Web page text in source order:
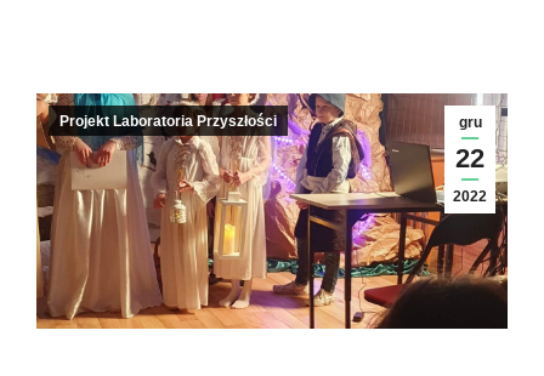
gru
22
2022
Projekt Laboratoria Przyszłości